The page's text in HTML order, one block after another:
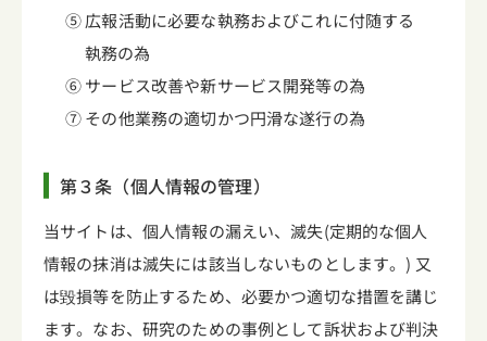
⑤ 広報活動に必要な執務およびこれに付随する
執務の為
⑥ サービス改善や新サービス開発等の為
⑦ その他業務の適切かつ円滑な遂行の為
第３条（個人情報の管理）
当サイトは、個人情報の漏えい、滅失(定期的な個人
情報の抹消は滅失には該当しないものとします。) 又
は毀損等を防止するため、必要かつ適切な措置を講じ
ます。なお、研究のための事例として訴状および判決